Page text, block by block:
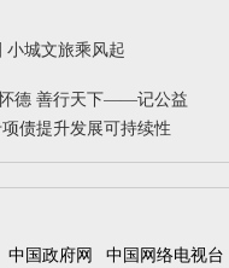
小城文旅乘风起
德 善行天下——记公益
债提升发展可持续性
中国政府网 中国网络电视台